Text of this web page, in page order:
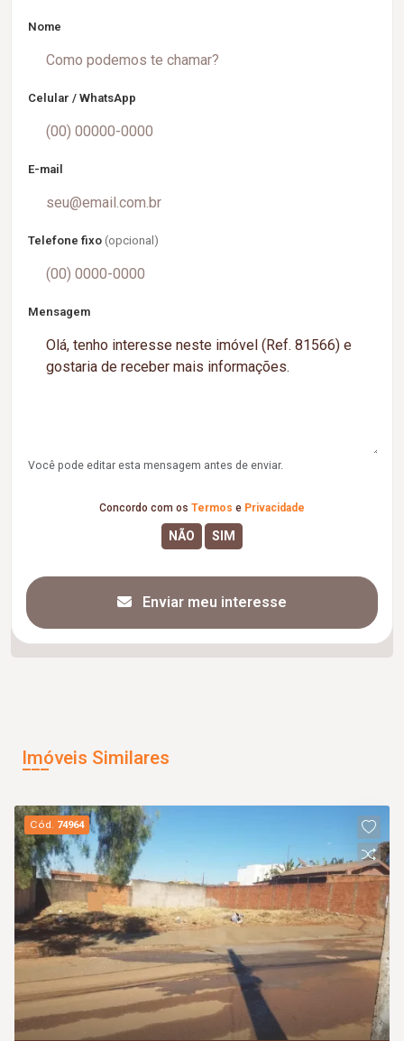
Nome
Celular / WhatsApp
E-mail
Telefone fixo (opcional)
Mensagem
Você pode editar esta mensagem antes de enviar.
Concordo com os Termos e Privacidade
Enviar meu interesse
Imóveis Similares
Cód. 74964